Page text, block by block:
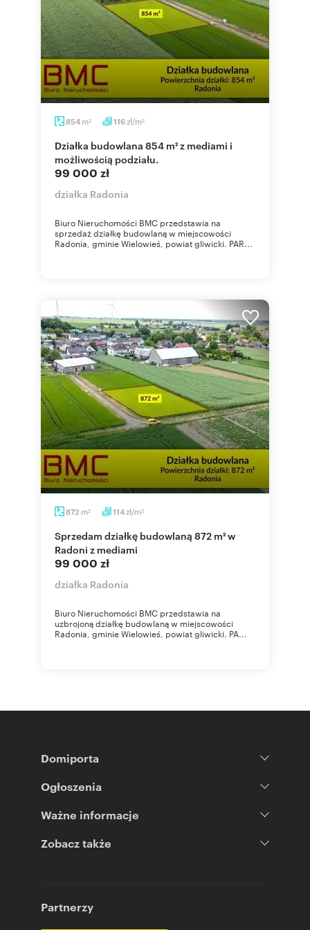
854 m2 116zł/m2
Działka budowlana 854 m² z mediami i
możliwością podziału.
99 000 zł
działka Radonia
Biuro Nieruchomości BMC przedstawia na
sprzedaż działkę budowlaną w miejscowości
Radonia, gminie Wielowieś, powiat gliwicki. PAR...
872 m2 114zł/m2
Sprzedam działkę budowlaną 872 m² w
Radoni z mediami
99 000 zł
działka Radonia
Biuro Nieruchomości BMC przedstawia na
uzbrojoną działkę budowlaną w miejscowości
Radonia, gminie Wielowieś, powiat gliwicki. PA...
Domiporta
Ogłoszenia
Ważne informacje
Zobacz także
Partnerzy